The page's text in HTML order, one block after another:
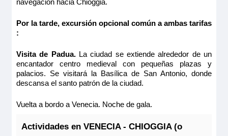
MS Michelangelo
PUENTE SUPERIOR 2 CAMAS SEPARABLES
Último camarote
Suite amplia y cómoda con dos camas individuales, baño
(lavabo, ducha y aseo privados, toallas incluidas), secador,
televisión, caja fuerte y radio. Situada en el puente principal
con ventanas, ofrece una vista panorámica del paisaje.
Tamaño
Ocupación máxima
Camarote amplio y cómodo con cama grande separable,
secador, televisión, caja fuerte y radio. Situado en el puente
Tamaño
11.00m
Ocupación máxima
2
Categoría
navegación hacia Chioggia.
Por la tarde, excursión opcional común a ambas tarifas
:
Visita de Padua.La ciudad se extiende alrededor de un
encantador centro medieval con pequeñas plazas y
palacios. Se visitará la Basílica de San Antonio, donde
descansa el santo patrón de la ciudad.
Vuelta a bordo a Venecia. Noche de gala.
Actividades en VENECIA - CHIOGGIA (o